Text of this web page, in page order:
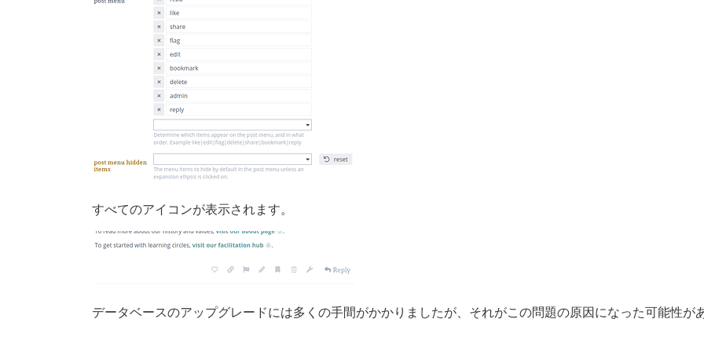
すべてのアイコンが表示されます。
データベースのアップグレードには多くの手間がかかりましたが、それがこの問題の原因になった可能性が